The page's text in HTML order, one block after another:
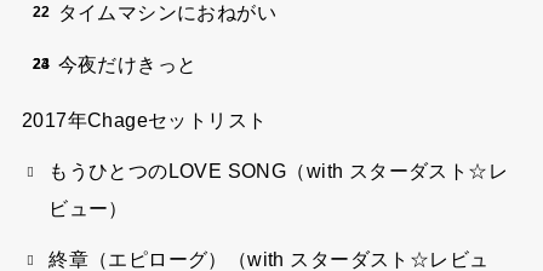
タイムマシンにおねがい
今夜だけきっと
2017年Chageセットリスト
もうひとつのLOVE SONG（with スターダスト☆レ
ビュー）
終章（エピローグ）（with スターダスト☆レビュ